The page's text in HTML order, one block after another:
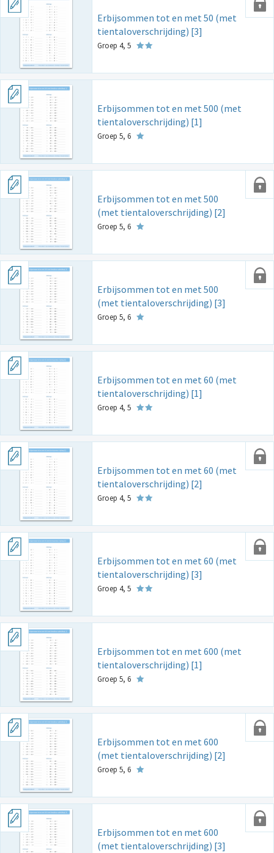
Erbijsommen tot en met 50 (met
tientaloverschrijding) [3]
Groep 4, 5
Erbijsommen tot en met 500 (met
tientaloverschrijding) [1]
Groep 5, 6
Erbijsommen tot en met 500
(met tientaloverschrijding) [2]
Groep 5, 6
Erbijsommen tot en met 500
(met tientaloverschrijding) [3]
Groep 5, 6
Erbijsommen tot en met 60 (met
tientaloverschrijding) [1]
Groep 4, 5
Erbijsommen tot en met 60 (met
tientaloverschrijding) [2]
Groep 4, 5
Erbijsommen tot en met 60 (met
tientaloverschrijding) [3]
Groep 4, 5
Erbijsommen tot en met 600 (met
tientaloverschrijding) [1]
Groep 5, 6
Erbijsommen tot en met 600
(met tientaloverschrijding) [2]
Groep 5, 6
Erbijsommen tot en met 600
(met tientaloverschrijding) [3]